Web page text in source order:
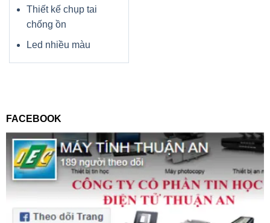
Thiết kế chụp tai
chống ồn
Led nhiều màu
FACEBOOK